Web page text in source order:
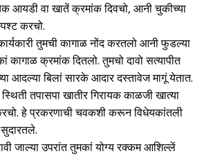
आयडी वा खातें क्रमांक दिवचो, आनी चुकीच्या
करचो.
तुमची कागाळ नोंद करतलो आनी फुडल्या
कागाळ क्रमांक दितलो. तुमचो दावो सत्यापीत
आदल्या बिलां सारके आदार दस्तावेज मागूं येतात.
तपासपा खातीर गिरायक काळजी खात्या
हे प्रकरणाची चवकशी करून विधेयकांतली
जाल्या उपरांत तुमकां योग्य रक्कम आशिल्लें